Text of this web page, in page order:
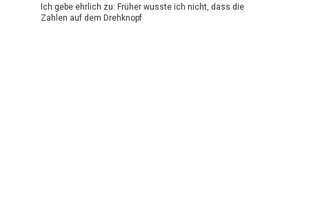
Ich gebe ehrlich zu: Früher wusste ich nicht, dass die
Zahlen auf dem Drehknopf